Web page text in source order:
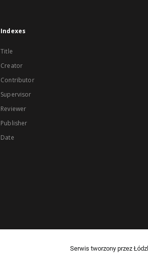
Indexes
Title
Creator
Contributor
Supervisor
Reviewer
Publisher
Date
Serwis tworzony przez